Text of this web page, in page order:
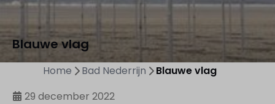
Blauwe vlag
Home Bad Nederrijn
Blauwe vlag
29 december 2022